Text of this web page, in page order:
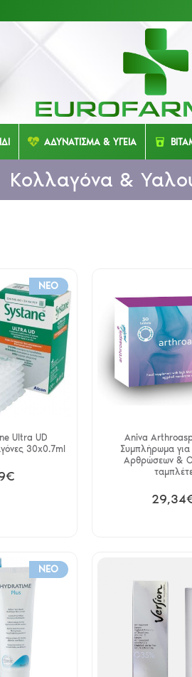
ΑΔΥΝΑΤΙΣΜΑ & ΥΓΕΙΑ
Κολλαγόνα &
NEO
Ultra UD
30x0.7ml
Aniva
Συμπλήρωμα για
Αρθρώσεων &
NEO